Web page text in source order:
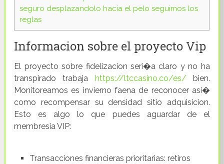
seguro desplazandolo hacia el pelo seguimos los
reglas
Informacion sobre el proyecto Vip
El proyecto sobre fidelizacion seri�a claro y no ha
transpirado trabaja
https://ltccasino.co/es/ bien.
Monitoreamos es invierno faena de reconocer asi�
como recompensar su densidad sitio adquisicion.
Esto es algo lo que puedes aguardar de el
membresia VIP:
Transacciones financieras prioritarias: retiros